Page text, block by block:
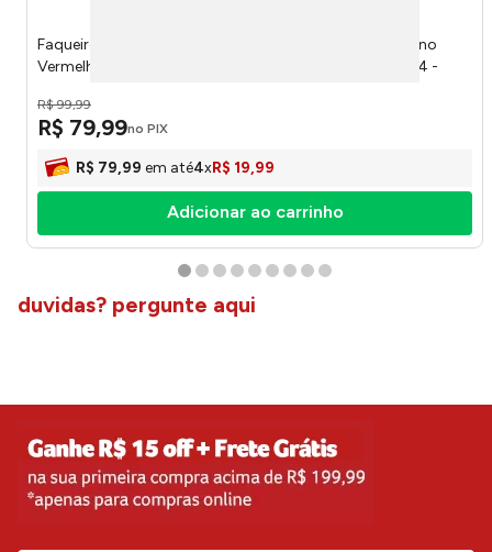
Faqueiro Ipanema Lâminas Aço Inox Cabos Polipropileno
Vermelho C/ Gaveteiro Plástico 25 Peças Ref. 23398794 -
R$ 99,99
R$ 79,99no PIX
R$ 79,99 em até4xR$ 19,99
Adicionar ao carrinho
duvidas? pergunte aqui